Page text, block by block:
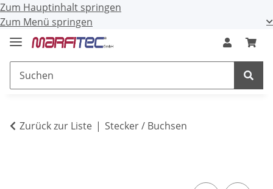
Zum Hauptinhalt springen
Zum Menü springen
Zurück zur Liste Stecker / Buchsen